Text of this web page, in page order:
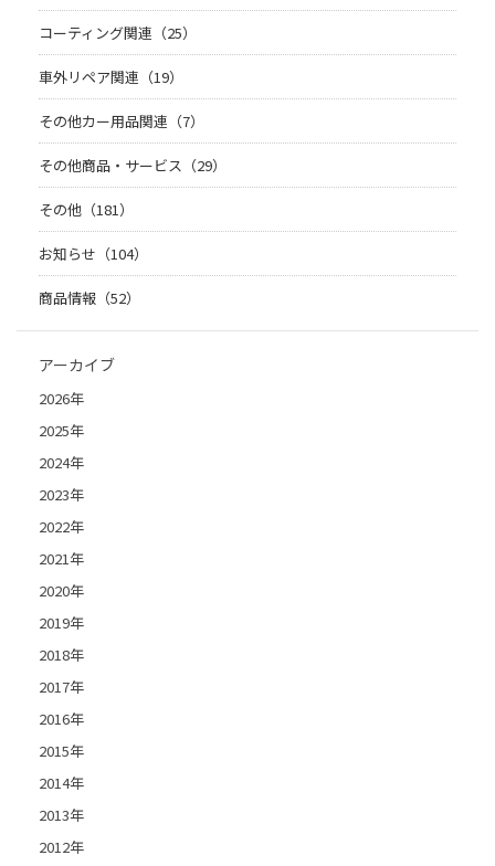
コーティング関連（25）
車外リペア関連（19）
その他カー用品関連（7）
その他商品・サービス（29）
その他（181）
お知らせ（104）
商品情報（52）
アーカイブ
2026年
2025年
2024年
2023年
2022年
2021年
2020年
2019年
2018年
2017年
2016年
2015年
2014年
2013年
2012年